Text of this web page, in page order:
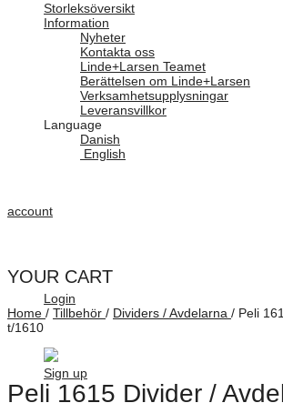
Storleksöversikt
Information
Nyheter
Kontakta oss
Linde+Larsen Teamet
Berättelsen om Linde+Larsen
Verksamhetsupplysningar
Leveransvillkor
Language
Danish
English
account
Login
Sign up
YOUR CART
Home / Tillbehör / Dividers / Avdelarna / Peli
t/1610
Peli 1615 Divider /